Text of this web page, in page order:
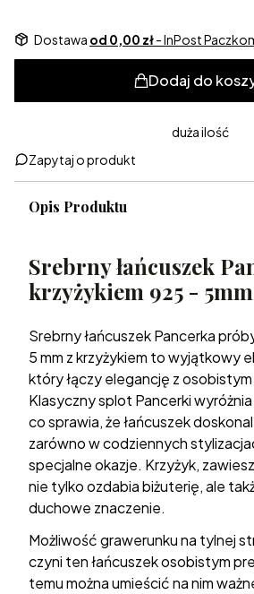
Dostawa od 0,00 zł- InPost
Dodaj do
duża ilość
Zapytaj o produkt
Opis Produktu
Srebrny łańcuszek
krzyżykiem 925 - 5mm
Srebrny łańcuszek Pancerka
5 mm z krzyżykiem to wyjątkowy
który łączy elegancję z
Klasyczny splot Pancerki
co sprawia, że łańcuszek
zarówno w codziennych
specjalne okazje. Krzyżyk,
nie tylko ozdabia biżuterię, ale
duchowe znaczenie.
Możliwość grawerunku na tylnej
czyni ten łańcuszek osobistym
temu można umieścić na nim